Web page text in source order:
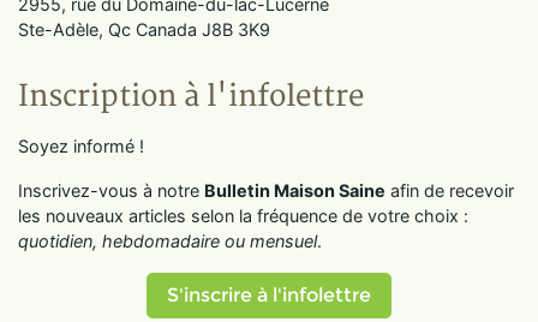
Ste-Adèle, Qc Canada J8B 3K9
Inscription à l'infolettre
Soyez informé !
Inscrivez-vous à notre Bulletin Maison Saine afin de recevoir
les nouveaux articles selon la fréquence de votre choix :
quotidien, hebdomadaire ou mensuel.
S'inscrire à l'infolettre